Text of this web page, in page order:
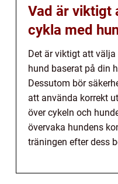
Vad är viktigt
cykla med
Det är viktigt att
hund baserat på din
Dessutom bör
att använda korrekt
över cykeln och
övervaka hundens
träningen efter dess